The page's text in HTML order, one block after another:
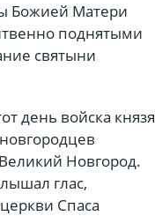
Божией Матери
поднятыми
святыни
день войска князя
Новгород.
глас,
Спаса